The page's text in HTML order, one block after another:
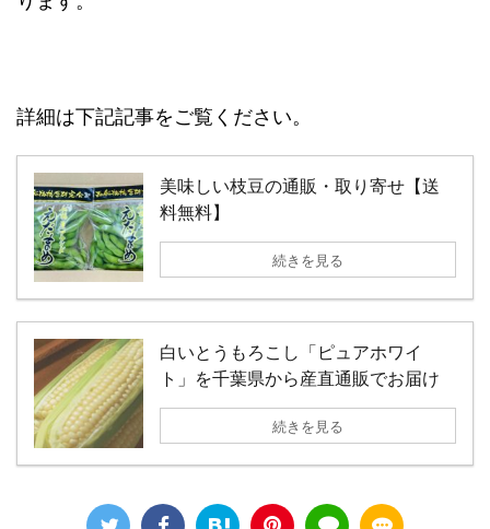
詳細は下記記事をご覧ください。
美味しい枝豆の通販・取り寄せ【送
料無料】
続きを見る
白いとうもろこし「ピュアホワイ
ト」を千葉県から産直通販でお届け
続きを見る